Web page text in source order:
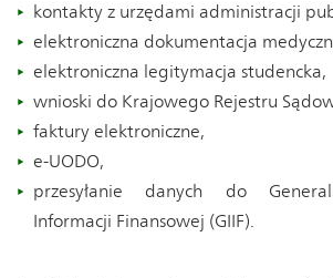
kontakty z urzędami administracji
elektroniczna dokumentacja
elektroniczna legitymacja studencka,
wnioski do Krajowego Rejestru
faktury elektroniczne,
e-UODO,
przesyłanie danych do
Informacji Finansowej (GIIF).